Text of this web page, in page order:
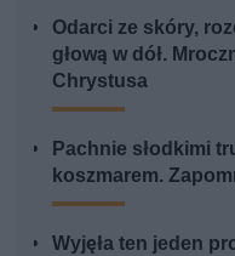
Odarci ze skóry,
głową w dół.
Chrystusa
Pachnie słodkimi
koszmarem.
Wyjęła ten jeden